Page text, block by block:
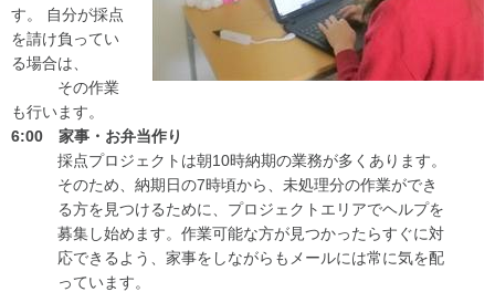
す。 自分が採点
を請け負ってい
る場合は、
その作業
も行います。
6:00 家事・お弁当作り
採点プロジェクトは朝10時納期の業務が多くあります。
そのため、納期日の7時頃から、未処理分の作業ができ
る方を見つけるために、プロジェクトエリアでヘルプを
募集し始めます。作業可能な方が見つかったらすぐに対
応できるよう、家事をしながらもメールには常に気を配
っています。